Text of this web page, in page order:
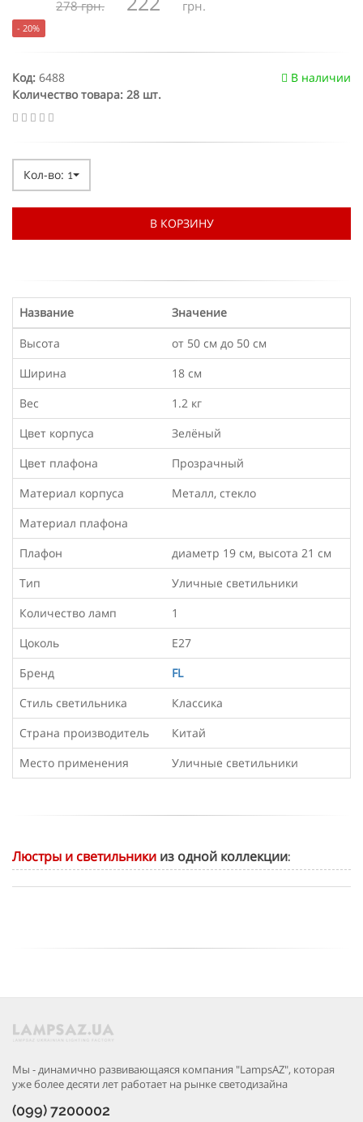
278 грн. грн.
- 20%
В наличии
Код: 6488
Количество товара: 28 шт.
Кол-во: 1
В КОРЗИНУ
Название
Значение
Высота
от 50 см до 50 см
Ширина
18 см
Вес
1.2 кг
Цвет корпуса
Зелёный
Цвет плафона
Прозрачный
Материал корпуса
Металл, стекло
Материал плафона
Плафон
диаметр 19 см, высота 21 см
Тип
Уличные светильники
Количество ламп
1
Цоколь
Е27
Бренд
FL
Стиль светильника
Классика
Страна производитель
Китай
Место применения
Уличные светильники
Люстры и светильники из одной коллекции:
Мы - динамично развивающаяся компания "LampsAZ", которая
уже более десяти лет работает на рынке светодизайна
(099) 7200002